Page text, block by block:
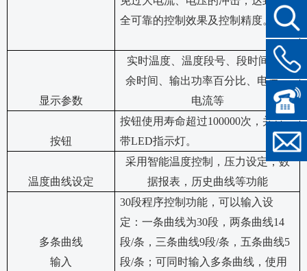
全可靠的控制效果及控制精度。
显示参数
实时温度、温度段号、段时间、剩
余时间、输出功率百分比、电压、
电流等
按钮
按钮使用寿命超过100000次，并且
带LED指示灯。
温度曲线设定
采用智能温度控制
，压力设定，数
据报表，历史曲线等功能
多条曲线
输入
30段程序控制功能，可以输入设
定：一条曲线为30段，两条曲线14
段/条，三条曲线9段/条，五条曲线5
段/条；可同时输入多条曲线，使用